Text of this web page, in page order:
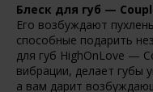
Блеск для губ —
Его возбуждают
способные подарить
для губ HighOnLove —
вибрации, делает
а вам дарит